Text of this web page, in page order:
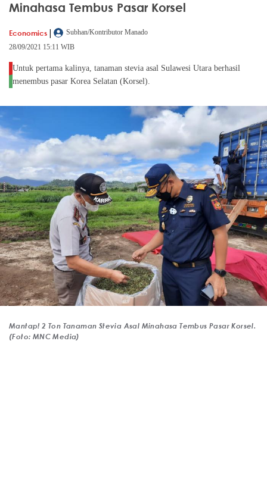
Minahasa Tembus Pasar Korsel
Economics |
Subhan/Kontributor Manado
28/09/2021 15:11 WIB
Untuk pertama kalinya, tanaman stevia asal Sulawesi Utara berhasil
menembus pasar Korea Selatan (Korsel).
Mantap! 2 Ton Tanaman Stevia Asal Minahasa Tembus Pasar Korsel.
(Foto: MNC Media)